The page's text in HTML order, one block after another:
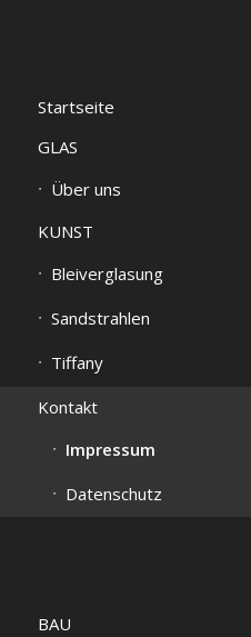
Startseite
GLAS
Über uns
KUNST
Bleiverglasung
Sandstrahlen
Tiffany
Kontakt
Impressum
Datenschutz
BAU